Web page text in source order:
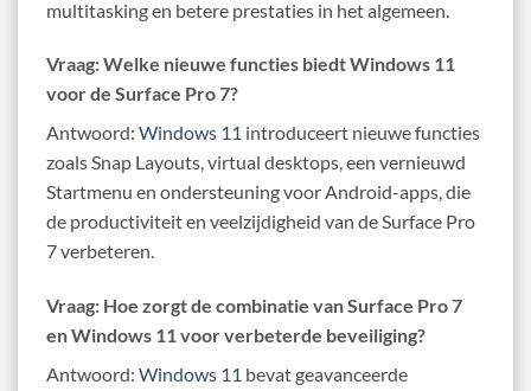
multitasking en betere prestaties in het algemeen.
Vraag: Welke nieuwe functies biedt Windows 11
voor de Surface Pro 7?
Antwoord: Windows 11 introduceert nieuwe functies
zoals Snap Layouts, virtual desktops, een vernieuwd
Startmenu en ondersteuning voor Android-apps, die
de productiviteit en veelzijdigheid van de Surface Pro
7 verbeteren.
Vraag: Hoe zorgt de combinatie van Surface Pro 7
en Windows 11 voor verbeterde beveiliging?
Antwoord: Windows 11 bevat geavanceerde